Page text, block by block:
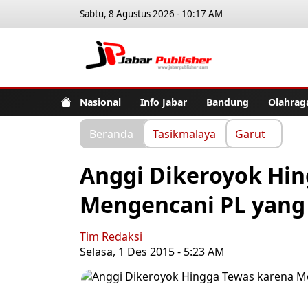
Sabtu, 8 Agustus 2026 - 10:17 AM
Nasional Info Jabar Bandung
Beranda Tasikmalaya Garut
Anggi Dikeroyok
Mengencani PL
Tim Redaksi
Selasa, 1 Des 2015 - 5:23 AM